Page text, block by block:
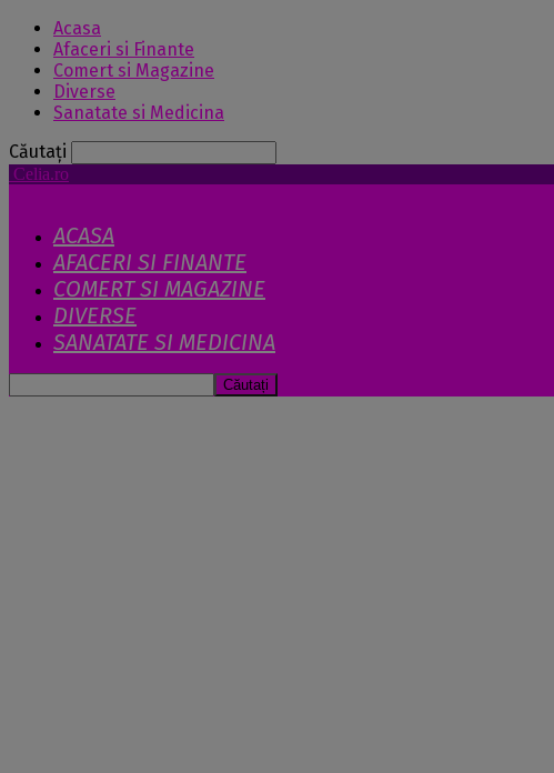
Acasa
Afaceri si Finante
Comert si Magazine
Diverse
Sanatate si Medicina
Căutați
Celia.ro
ACASA
AFACERI SI FINANTE
COMERT SI MAGAZINE
DIVERSE
SANATATE SI MEDICINA